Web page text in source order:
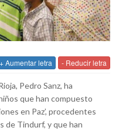
+ Aumentar letra - Reducir letra
Pedro Sanz, ha
que han compuesto
en Paz’, procedentes
de Tindurf, y que han